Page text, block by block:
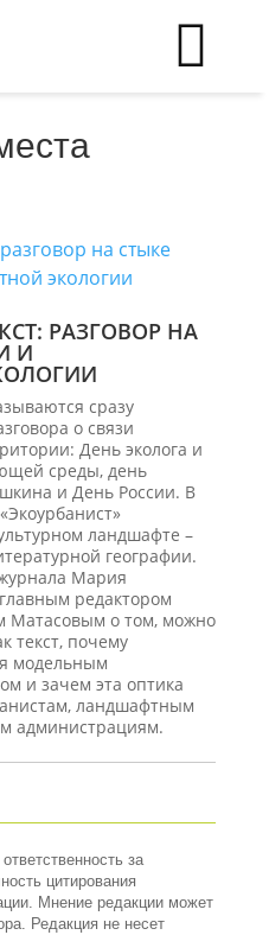
РАЗГОВОР НА
И
сразу
о связи
День эколога и
среды, день
и День России. В
ландшафте –
географии.
Мария
редактором
Матасовым о том, можно
текст, почему
модельным
и зачем эта оптика
ландшафтным
администрациям.
за
цитирования
Мнение редакции может
Редакция не несет